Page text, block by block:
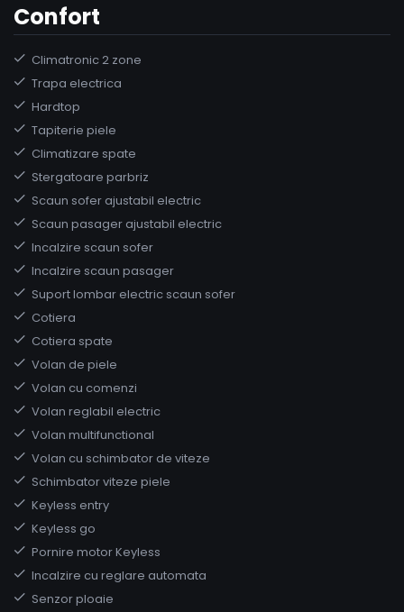
Confort
Climatronic 2 zone
Trapa electrica
Hardtop
Tapiterie piele
Climatizare spate
Stergatoare parbriz
Scaun sofer ajustabil electric
Scaun pasager ajustabil electric
Incalzire scaun sofer
Incalzire scaun pasager
Suport lombar electric scaun sofer
Cotiera
Cotiera spate
Volan de piele
Volan cu comenzi
Volan reglabil electric
Volan multifunctional
Volan cu schimbator de viteze
Schimbator viteze piele
Keyless entry
Keyless go
Pornire motor Keyless
Incalzire cu reglare automata
Senzor ploaie